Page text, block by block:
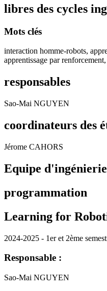
libres des cycles
Mots clés
interaction homme-robots,
apprentissage par
responsables
Sao-Mai NGUYEN
coordinateurs des
Jérome CAHORS
Equipe
programmation
Learning for
2024-2025 - 1er et 2ème
Responsable :
Sao-Mai NGUYEN